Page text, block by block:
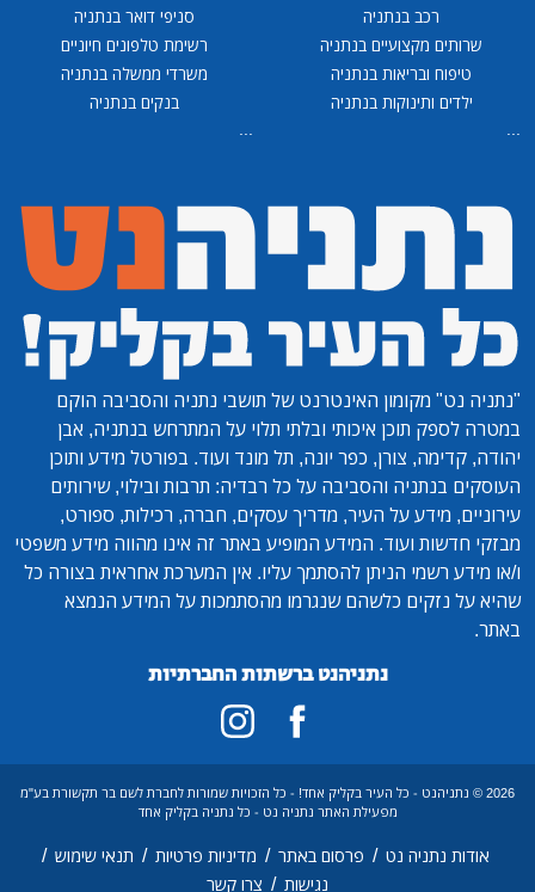
רכב בנתניה
שרותים מקצועיים בנתניה
טיפוח ובריאות בנתניה
ילדים ותינוקות בנתניה
סניפי דואר בנתניה
רשימת טלפונים חיוניים
משרדי ממשלה בנתניה
בנקים בנתניה
"נתניה נט" מקומון האינטרנט של תושבי נתניה והסביבה הוקם
במטרה לספק תוכן איכותי ובלתי תלוי על המתרחש בנתניה, אבן
יהודה, קדימה, צורן, כפר יונה, תל מונד ועוד. בפורטל מידע ותוכן
העוסקים בנתניה והסביבה על כל רבדיה: תרבות ובילוי, שירותים
עירוניים, מידע על העיר, מדריך עסקים, חברה, רכילות, ספורט,
מבזקי חדשות ועוד. המידע המופיע באתר זה אינו מהווה מידע משפטי
ו/או מידע רשמי הניתן להסתמך עליו. אין המערכת אחראית בצורה כל
שהיא על נזקים כלשהם שנגרמו מהסתמכות על המידע הנמצא
באתר.
נתניהנט ברשתות החברתיות
2026 © נתניהנט - כל העיר בקליק אחד! - כל הזכויות שמורות לחברת לשם בר תקשורת בע"מ
מפעילת האתר נתניה נט - כל נתניה בקליק אחד
אודות נתניה נט / פרסום באתר / מדיניות פרטיות / תנאי שימוש /
נגישות / צרו קשר